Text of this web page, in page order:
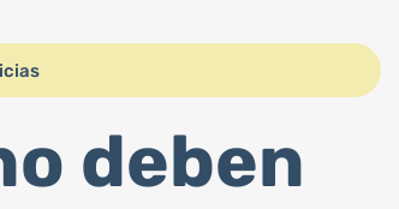
deben